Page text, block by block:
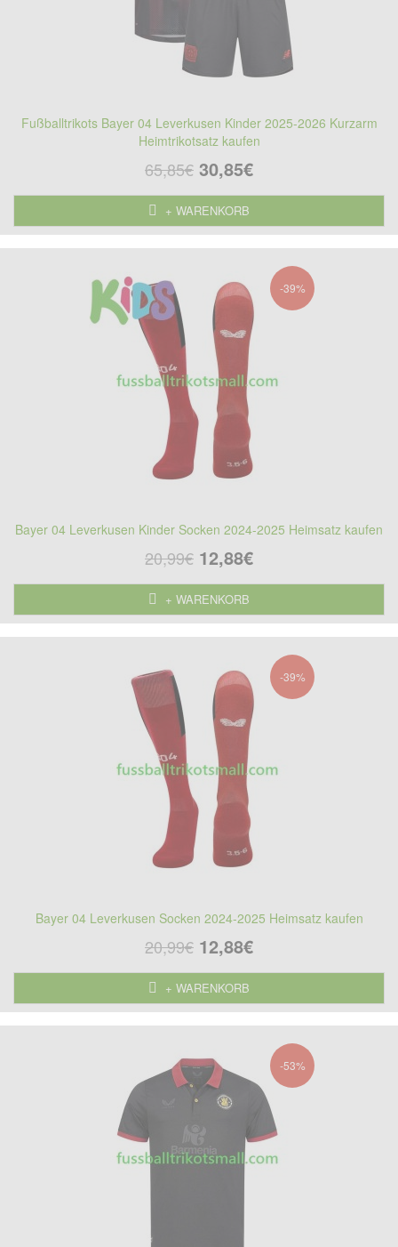
Fußballtrikots Bayer 04 Leverkusen Kinder 2025-2026 Kurzarm
Heimtrikotsatz kaufen
65,85€ 30,85€
+ WARENKORB
-39%
Bayer 04 Leverkusen Kinder Socken 2024-2025 Heimsatz kaufen
20,99€ 12,88€
+ WARENKORB
-39%
Bayer 04 Leverkusen Socken 2024-2025 Heimsatz kaufen
20,99€ 12,88€
+ WARENKORB
-53%